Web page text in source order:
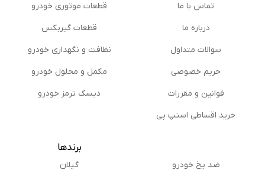
تماس با ما
درباره ما
سوالات متداول
حریم خصوصی
قوانین و مقررات
خرید اقساطی اسنپ پی
قطعات موتوری خودرو
قطعات گیربکس
نظافت و نگهداری خودرو
مكمل و محلول خودرو
دیسک ترمز خودرو
ضد یخ خودرو
برندها
گیلان